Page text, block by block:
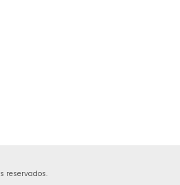
reservados.